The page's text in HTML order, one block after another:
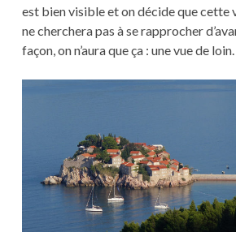
est bien visible et on décide que cette
ne cherchera pas à se rapprocher
façon, on n’aura que ça : une vue de loin.